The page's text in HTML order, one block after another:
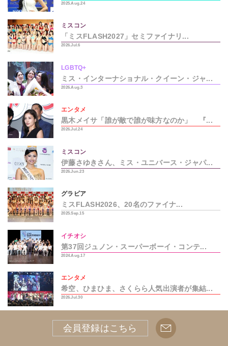
2025.Aug.24
ミスコン
「ミスFLASH2027」セミファイナリ...
2026.Jul.6
LGBTQ+
ミス・インターナショナル・クイーン・ジャ...
2026.Aug.3
エンタメ
黒木メイサ「誰が敵で誰が味方なのか」 『...
2026.Jul.24
ミスコン
伊藤さゆきさん、ミス・ユニバース・ジャパ...
2026.Jun.23
グラビア
ミスFLASH2026、20名のファイナ...
2025.Sep.15
イチオシ
第37回ジュノン・スーパーボーイ・コンテ...
2024.Aug.17
エンタメ
希空、ひまひま、さくらら人気出演者が集結...
2026.Jul.30
ミスコン
ミスFLASH2025 ファイナリスト2...
会員登録はこちら